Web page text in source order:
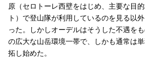
原（セロトーレ西壁をはじめ、主要な目
ト）で登山隊が利用しているのを見る以
った。しかしオーデルはそうした不遇を
の広大な山岳環境一帯で、しかも通常は
拓し始めた。